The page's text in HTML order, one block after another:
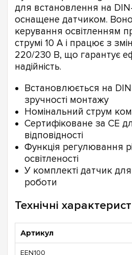
для встановлення на
оснащене датчиком.
керування освітленням
струмі 10 А і працює з
220/230 В, що гарантує
надійність.
Встановлюється на
зручності монтажу
Номінальний струм
Сертифіковане за CE
відповідності
Функція регулювання
освітленості
У комплекті датчик для
роботи
Технічні
Артикул
EEN100